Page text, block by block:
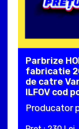
Parbrize
fabricatie
de catre
ILFOV cod
Producator